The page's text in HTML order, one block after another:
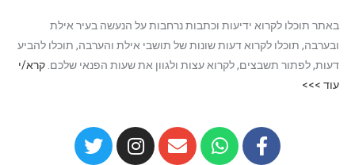
באתר תוכלו לקרוא ידיעות וכתבות נרחבות על הנעשה בעיר אילת
ובערבה, תוכלו לקרוא דעות שונות של תושבי אילת והערבה, תוכלו להביע
דעות, לפתור תשבצים, לקרוא עצות ולגוון את שעות הפנאי שלכם. קרא/י
עוד >>>